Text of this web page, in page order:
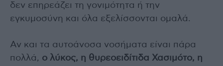
δεν επηρεάζει τη γονιμότητα ή την
εγκυμοσύνη και όλα εξελίσσονται ομαλά.
Αν και τα αυτοάνοσα νοσήματα είναι πάρα
πολλά, ο λύκος, η θυρεοειδίτιδα Χασιμότο, η